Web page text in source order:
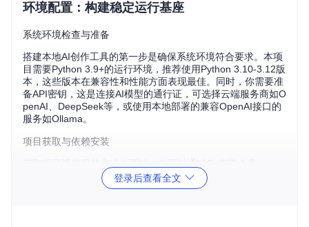
环境配置：构建稳定运行基座
系统环境检查与准备
搭建本地AI创作工具的第一步是确保系统环境符合要求。本项
目需要Python 3.9+的运行环境，推荐使用Python 3.10-3.12版
本，这些版本在兼容性和性能方面表现最佳。同时，你需要准
备API密钥，这是连接AI模型的通行证，可选择云端服务商如O
penAI、DeepSeek等，或使用本地部署的兼容OpenAI接口的
服务如Ollama。
项目获取与依赖安装
登录后查看全文